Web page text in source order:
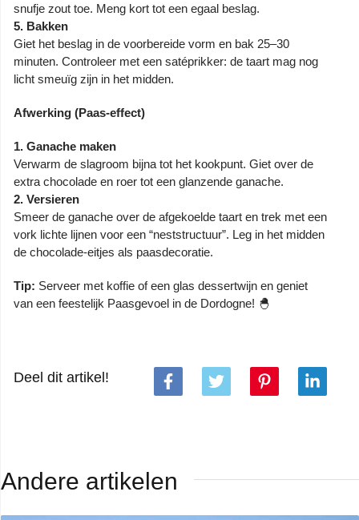
snufje zout toe. Meng kort tot een egaal beslag.
5. Bakken
Giet het beslag in de voorbereide vorm en bak 25–30
minuten. Controleer met een satéprikker: de taart mag nog
licht smeuïg zijn in het midden.
Afwerking (Paas‑effect)
1. Ganache maken
Verwarm de slagroom bijna tot het kookpunt. Giet over de
extra chocolade en roer tot een glanzende ganache.
2. Versieren
Smeer de ganache over de afgekoelde taart en trek met een
vork lichte lijnen voor een “neststructuur”. Leg in het midden
de chocolade‑eitjes als paasdecoratie.
Tip: Serveer met koffie of een glas dessertwijn en geniet
van een feestelijk Paasgevoel in de Dordogne! 🐣
Deel dit artikel!
Andere artikelen